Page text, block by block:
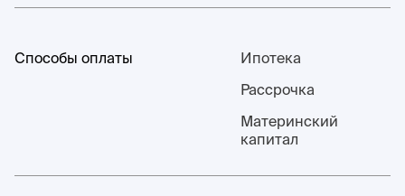
Способы оплаты
Ипотека
Рассрочка
Материнский
капитал